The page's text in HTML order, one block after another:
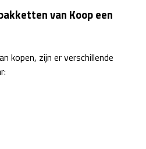
van Koop een
kopen, zijn er verschillende